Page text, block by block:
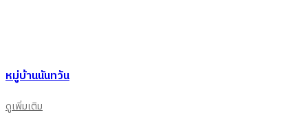
หมู่บ้านนันทวัน
ดูเพิ่มเติม